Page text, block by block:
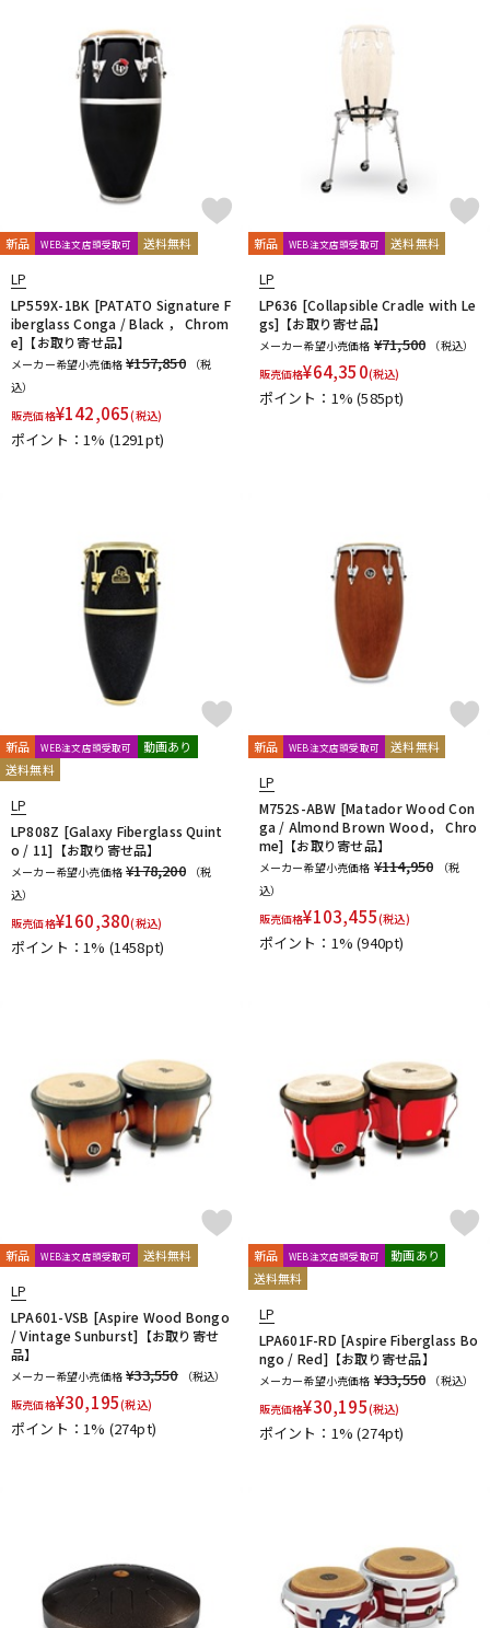
新品 WEB注文店頭受取可 送料無料
LP
LP559X-1BK [PATATO Signature F
iberglass Conga / Black ， Chrom
e]【お取り寄せ品】
メーカー希望小売価格 ¥157,850
（税
込）
販売価格¥142,065(税込)
ポイント：1% (1291pt)
新品 WEB注文店頭受取可 送料無料
LP
LP636 [Collapsible Cradle with Le
gs]【お取り寄せ品】
メーカー希望小売価格 ¥71,500
（税込）
販売価格¥64,350(税込)
ポイント：1%(585pt)
新品 WEB注文店頭受取可
動画あり
送料無料
LP
LP808Z [Galaxy Fiberglass Quint
o / 11]【お取り寄せ品】
メーカー希望小売価格 ¥178,200
（税
込）
販売価格¥160,380(税込)
ポイント：1% (1458pt)
新品 WEB注文店頭受取可 送料無料
LP
M752S-ABW [Matador Wood Con
ga / Almond Brown Wood， Chro
me]【お取り寄せ品】
メーカー希望小売価格 ¥114,950
（税
込）
販売価格¥103,455(税込)
ポイント：1%(940pt)
新品 WEB注文店頭受取可 送料無料
LP
LPA601-VSB [Aspire Wood Bongo
/ Vintage Sunburst]【お取り寄せ
品】
メーカー希望小売価格 ¥33,550
（税込）
販売価格¥30,195(税込)
ポイント：1% (274pt)
新品 WEB注文店頭受取可
動画あり
送料無料
LP
LPA601F-RD [Aspire Fiberglass Bo
ngo / Red]【お取り寄せ品】
メーカー希望小売価格 ¥33,550
（税込）
販売価格¥30,195(税込)
ポイント：1%(274pt)